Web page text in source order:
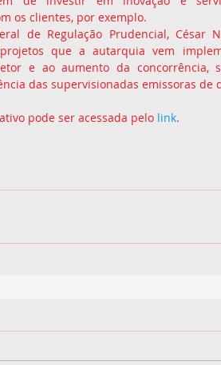
os clientes, por exemplo.
de Regulação Prudencial, César
que a autarquia vem
e ao aumento da concorrência,
das supervisionadas emissoras de
pode ser acessada pelo link.